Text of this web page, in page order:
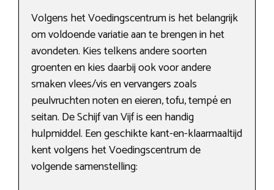
Volgens het Voedingscentrum is het belangrijk
om voldoende variatie aan te brengen in het
avondeten. Kies telkens andere soorten
groenten en kies daarbij ook voor andere
smaken vlees/vis en vervangers zoals
peulvruchten noten en eieren, tofu, tempé en
seitan. De Schijf van Vijf is een handig
hulpmiddel. Een geschikte kant-en-klaarmaaltijd
kent volgens het Voedingscentrum de
volgende samenstelling: